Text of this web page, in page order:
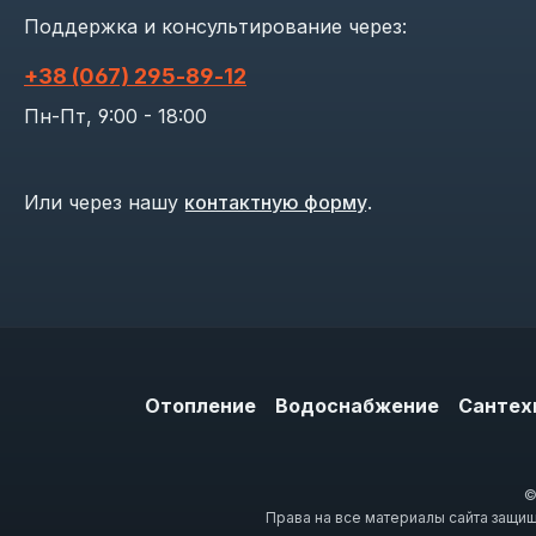
Поддержка и консультирование через:
+38 (067) 295‑89‑12
Пн-Пт, 9:00 - 18:00
Или через нашу контактную форму.
Отопление Водоснабжение
Права на все материалы сайта